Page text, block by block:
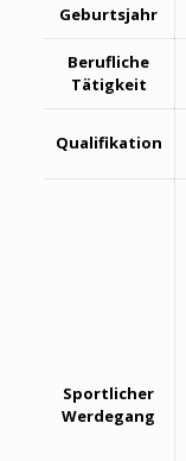
Geburtsjahr
Berufliche
Tätigkeit
Qualifikation
Sportlicher
Werdegang